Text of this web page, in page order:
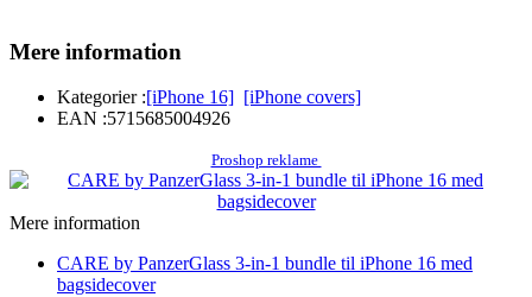
Mere information
Kategorier :[iPhone 16] [iPhone covers]
EAN :5715685004926
Proshop reklame
Mere information
CARE by PanzerGlass 3-in-1 bundle til iPhone 16 med
bagsidecover